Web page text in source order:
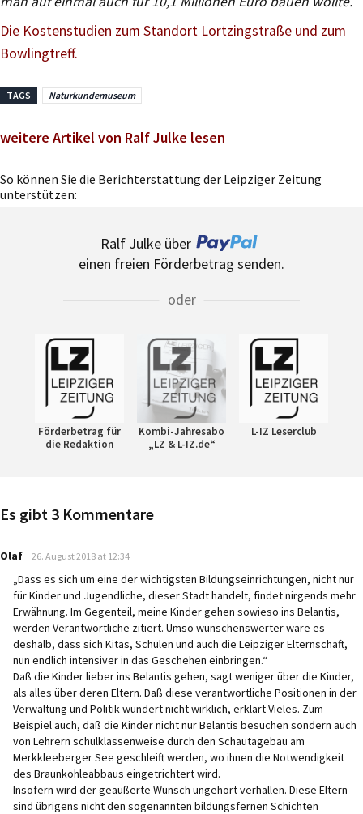
Die Kostenstudien zum Standort Lortzingstraße und zum
Bowlingtreff.
TAGS Naturkundemuseum
weitere Artikel von Ralf Julke lesen
So können Sie die Berichterstattung der Leipziger Zeitung
unterstützen:
Ralf Julke über
einen freien Förderbetrag senden.
oder
Förderbetrag für
die Redaktion
Kombi-Jahresabo
„LZ & L-IZ.de“
L-IZ Leserclub
Es gibt 3 Kommentare
Olaf says:
26. August 2018 at 12:34
„Dass es sich um eine der wichtigsten Bildungseinrichtungen, nicht nur
für Kinder und Jugendliche, dieser Stadt handelt, findet nirgends mehr
Erwähnung. Im Gegenteil, meine Kinder gehen sowieso ins Belantis,
werden Verantwortliche zitiert. Umso wünschenswerter wäre es
deshalb, dass sich Kitas, Schulen und auch die Leipziger Elternschaft,
nun endlich intensiver in das Geschehen einbringen.“
Daß die Kinder lieber ins Belantis gehen, sagt weniger über die Kinder,
als alles über deren Eltern. Daß diese verantwortliche Positionen in der
Verwaltung und Politik wundert nicht wirklich, erklärt Vieles. Zum
Beispiel auch, daß die Kinder nicht nur Belantis besuchen sondern auch
von Lehrern schulklassenweise durch den Schautagebau am
Merkkleeberger See geschleift werden, wo ihnen die Notwendigkeit
des Braunkohleabbaus eingetrichtert wird.
Insofern wird der geäußerte Wunsch ungehört verhallen. Diese Eltern
sind übrigens nicht den sogenannten bildungsfernen Schichten